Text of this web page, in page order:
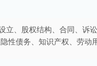
立、股权结构、合同、诉
性债务、知识产权、劳动